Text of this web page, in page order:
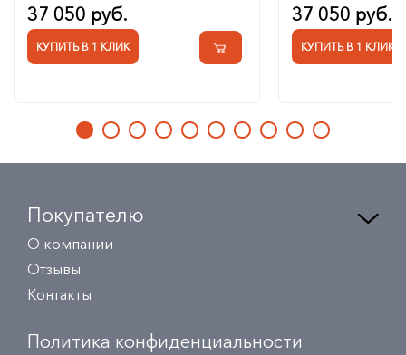
37 050 руб.
КУПИТЬ В 1 КЛИК
37 050 руб.
КУПИТЬ В 1 КЛИК
Покупателю
О компании
Отзывы
Контакты
Политика конфиденциальности